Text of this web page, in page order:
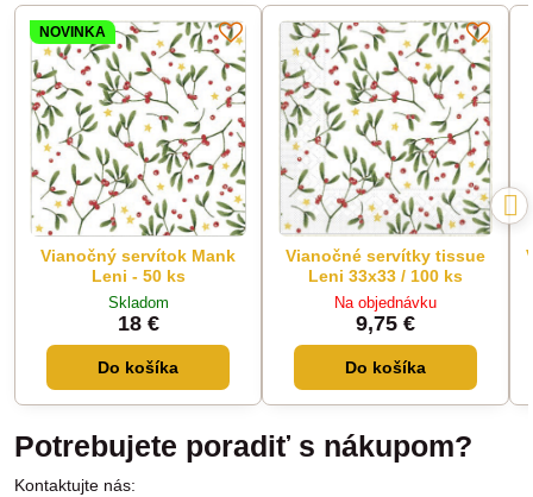
NOVINKA
Vianočný servítok Mank
Leni - 50 ks
Skladom
18 €
Do košíka
Vianočné servítky tissue
Leni 33x33 / 100 ks
Na objednávku
9,75 €
Do košíka
Potrebujete poradiť s nákupom?
Kontaktujte nás: